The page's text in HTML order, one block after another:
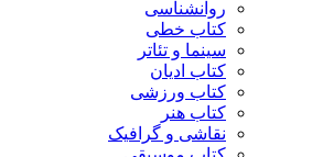
روانشناسی
کتاب خطی
سینما و تئاتر
کتاب ادیان
کتاب ورزشی
کتاب هنر
نقاشی و گرافیک